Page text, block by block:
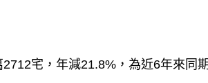
宅，年減21.8%，為近6年來同